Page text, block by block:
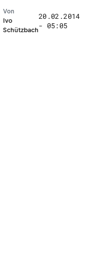
Ivo
Schützbach
Von
20.02.2014
- 05:05